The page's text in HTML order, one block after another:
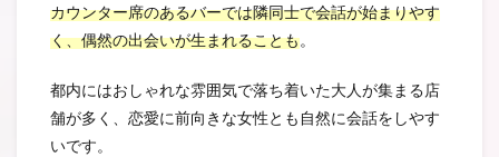
カウンター席のあるバーでは隣同士で会話が始まりやす
く、偶然の出会いが生まれることも。
都内にはおしゃれな雰囲気で落ち着いた大人が集まる店
舗が多く、恋愛に前向きな女性とも自然に会話をしやす
いです。